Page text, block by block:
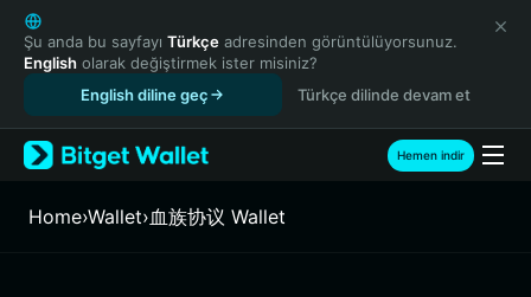
English
日本語
Tiếng Việt
Español (Latinoamérica)
Türkçe
Français
Şu anda bu sayfayı Türkçe adresinden görüntülüyorsunuz.
English olarak değiştirmek ister misiniz?
English diline geç
Türkçe dilinde devam et
Hemen indir
Home›Wallet›血族协议 Wallet